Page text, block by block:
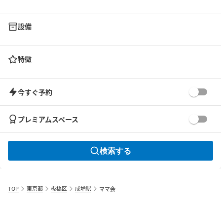
設備
特徴
今すぐ予約
プレミアムスペース
検索する
TOP 東京都 板橋区 成増駅 ママ会